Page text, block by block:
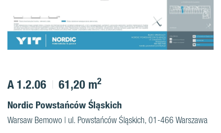
A 1.2.06 61,20 m2
Nordic Powstańców Śląskich
Warsaw Bemowo | ul. Powstańców Śląskich, 01-466 Warszawa